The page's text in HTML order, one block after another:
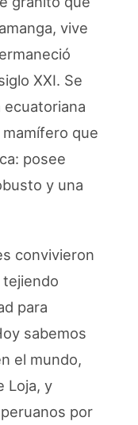
vive
XXI. Se
ecuatoriana
mamífero que
posee
y una
convivieron
tejiendo
para
sabemos
el mundo,
Loja, y
por